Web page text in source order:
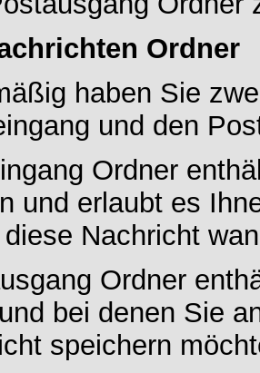
Ordner
haben Sie
und den
Ordner
und erlaubt es
Nachricht
Ordner
bei denen Sie
speichern